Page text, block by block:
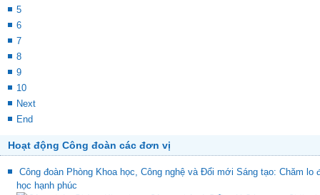
5
6
7
8
9
10
Next
End
Hoạt động Công đoàn các đơn vị
Công đoàn Phòng Khoa học, Công nghệ và Đổi mới Sáng tạo: Chăm
học hạnh phúc